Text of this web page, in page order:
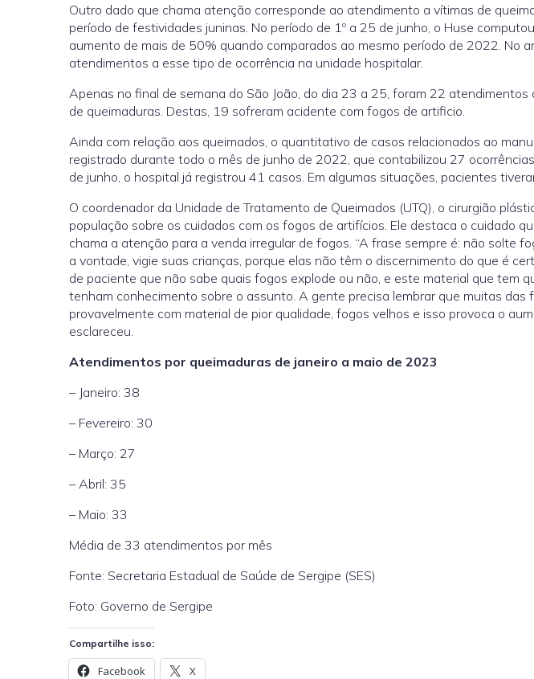
Outro dado que chama atenção corresponde ao atendimento a vítimas de
período de festividades juninas. No período de 1º a 25 de junho, o Huse
aumento de mais de 50% quando comparados ao mesmo período de 2022. No
atendimentos a esse tipo de ocorrência na unidade hospitalar.
Apenas no final de semana do São João, do dia 23 a 25, foram 22
de queimaduras. Destas, 19 sofreram acidente com fogos de artificio.
Ainda com relação aos queimados, o quantitativo de casos relacionados ao
registrado durante todo o mês de junho de 2022, que contabilizou 27
de junho, o hospital já registrou 41 casos. Em algumas situações, pacientes
O coordenador da Unidade de Tratamento de Queimados (UTQ), o cirurgião
população sobre os cuidados com os fogos de artifícios. Ele destaca o cuidado
chama a atenção para a venda irregular de fogos. “A frase sempre é: não solte
a vontade, vigie suas crianças, porque elas não têm o discernimento do que é
de paciente que não sabe quais fogos explode ou não, e este material que tem
tenham conhecimento sobre o assunto. A gente precisa lembrar que muitas das
provavelmente com material de pior qualidade, fogos velhos e isso provoca o
esclareceu.
Atendimentos por queimaduras de janeiro a maio de 2023
– Janeiro: 38
– Fevereiro: 30
– Março: 27
– Abril: 35
– Maio: 33
Média de 33 atendimentos por mês
Fonte: Secretaria Estadual de Saúde de Sergipe (SES)
Foto: Governo de Sergipe
Compartilhe isso:
Facebook X